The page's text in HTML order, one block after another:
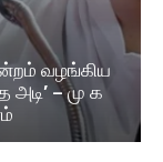
வழங்கிய
அடி’ – மு க